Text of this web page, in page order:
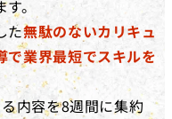
。
た無駄のないカリキュ
で業界最短でスキルを
内容を8週間に集約